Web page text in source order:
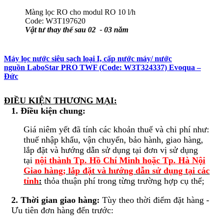
Màng lọc RO cho modul RO 10 l/h
Code: W3T197620
Vật tư thay thế sau 02 - 03 năm
Máy lọc nước siêu sạch loại I, cấp nước máy/ nước
nguồn LaboStar PRO TWF (Code: W3T324337) Evoqua –
Đức
ĐIỀU KIỆN THƯƠNG MẠI:
1. Điều kiện chung:
Giá niêm yết đã tính các khoản thuế và chi phí như:
thuế nhập khẩu, vận chuyển, bảo hành, giao hàng,
lắp đặt và hướng dẫn sử dụng tại đơn vị sử dụng
tại nội thành Tp. Hồ Chí Minh hoặc Tp. Hà Nội
Giao hàng; lắp đặt và hướng dẫn sử dụng tại các
tỉnh: thỏa thuận phí trong từng trường hợp cụ thể;
2. Thời gian giao hàng: Tùy theo thời điểm đặt hàng -
Ưu tiên đơn hàng đến trước: